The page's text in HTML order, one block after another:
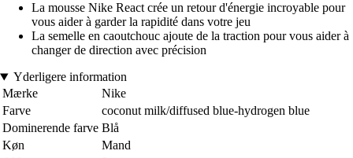
La mousse Nike React crée un retour d'énergie incroyable pour
vous aider à garder la rapidité dans votre jeu
La semelle en caoutchouc ajoute de la traction pour vous aider à
changer de direction avec précision
Yderligere information
Mærke
Nike
Farve
coconut milk/diffused blue-hydrogen blue
Dominerende farve Blå
Køn
Mand